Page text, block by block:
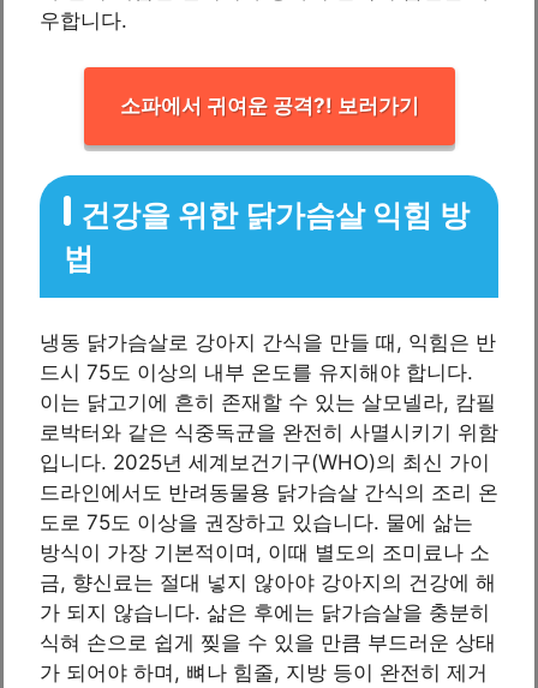
우합니다.
소파에서 귀여운 공격?! 보러가기
건강을 위한 닭가슴살 익힘 방
법
냉동 닭가슴살로 강아지 간식을 만들 때, 익힘은 반
드시 75도 이상의 내부 온도를 유지해야 합니다.
이는 닭고기에 흔히 존재할 수 있는 살모넬라, 캄필
로박터와 같은 식중독균을 완전히 사멸시키기 위함
입니다. 2025년 세계보건기구(WHO)의 최신 가이
드라인에서도 반려동물용 닭가슴살 간식의 조리 온
도로 75도 이상을 권장하고 있습니다. 물에 삶는
방식이 가장 기본적이며, 이때 별도의 조미료나 소
금, 향신료는 절대 넣지 않아야 강아지의 건강에 해
가 되지 않습니다. 삶은 후에는 닭가슴살을 충분히
식혀 손으로 쉽게 찢을 수 있을 만큼 부드러운 상태
가 되어야 하며, 뼈나 힘줄, 지방 등이 완전히 제거